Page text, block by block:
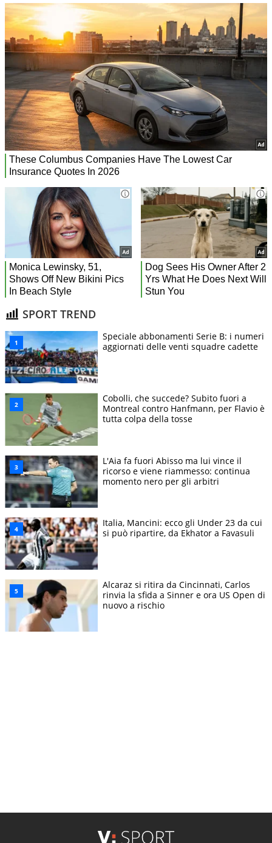
SPORT TREND
Speciale abbonamenti Serie B: i numeri
aggiornati delle venti squadre cadette
Cobolli, che succede? Subito fuori a
Montreal contro Hanfmann, per Flavio è
tutta colpa della tosse
L'Aia fa fuori Abisso ma lui vince il
ricorso e viene riammesso: continua
momento nero per gli arbitri
Italia, Mancini: ecco gli Under 23 da cui
si può ripartire, da Ekhator a Favasuli
Alcaraz si ritira da Cincinnati, Carlos
rinvia la sfida a Sinner e ora US Open di
nuovo a rischio